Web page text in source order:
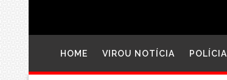
HOME VIROU NOTÍCIA POLÍCIA